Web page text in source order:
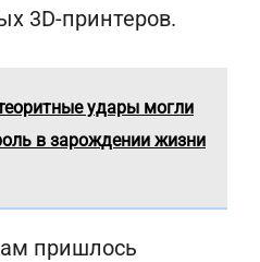
3D-принтеров.
удары могли
в зарождении жизни
пришлось